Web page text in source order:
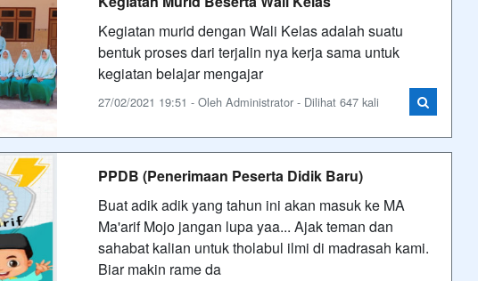
Kegiatan murid dengan Wali Kelas adalah suatu
bentuk proses dari terjalin nya kerja sama untuk
kegiatan belajar mengajar
27/02/2021 19:51 - Oleh Administrator - Dilihat 647 kali
PPDB (Penerimaan Peserta Didik Baru)
Buat adik adik yang tahun ini akan masuk ke MA
Ma'arif Mojo jangan lupa yaa... Ajak teman dan
sahabat kalian untuk tholabul ilmi di madrasah kami.
Biar makin rame da